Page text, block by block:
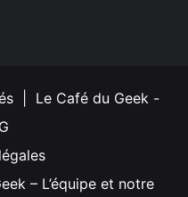
| Le Café du Geek -
– L’équipe et notre